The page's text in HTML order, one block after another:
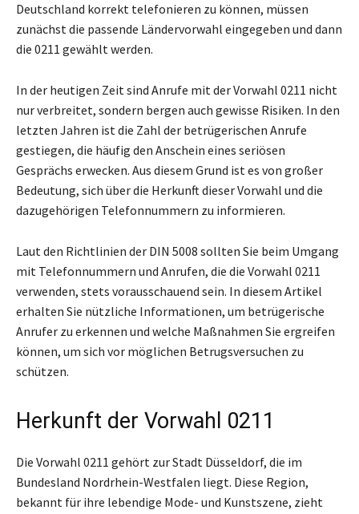
Deutschland korrekt telefonieren zu können, müssen
zunächst die passende Ländervorwahl eingegeben und dann
die 0211 gewählt werden.
In der heutigen Zeit sind Anrufe mit der Vorwahl 0211 nicht
nur verbreitet, sondern bergen auch gewisse Risiken. In den
letzten Jahren ist die Zahl der betrügerischen Anrufe
gestiegen, die häufig den Anschein eines seriösen
Gesprächs erwecken. Aus diesem Grund ist es von großer
Bedeutung, sich über die Herkunft dieser Vorwahl und die
dazugehörigen Telefonnummern zu informieren.
Laut den Richtlinien der DIN 5008 sollten Sie beim Umgang
mit Telefonnummern und Anrufen, die die Vorwahl 0211
verwenden, stets vorausschauend sein. In diesem Artikel
erhalten Sie nützliche Informationen, um betrügerische
Anrufer zu erkennen und welche Maßnahmen Sie ergreifen
können, um sich vor möglichen Betrugsversuchen zu
schützen.
Herkunft der Vorwahl 0211
Die Vorwahl 0211 gehört zur Stadt Düsseldorf, die im
Bundesland Nordrhein-Westfalen liegt. Diese Region,
bekannt für ihre lebendige Mode- und Kunstszene, zieht